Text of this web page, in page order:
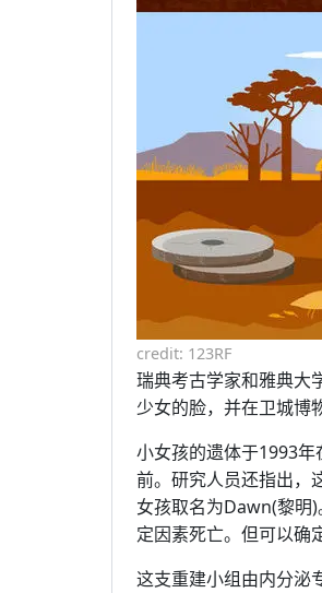
credit: 123RF
瑞典考古学家和雅典
少女的脸，并在卫城博
小女孩的遗体于1993
前。研究人员还指出，
女孩取名为Dawn(黎明
定因素死亡。但可以确
这支重建小组由内分泌